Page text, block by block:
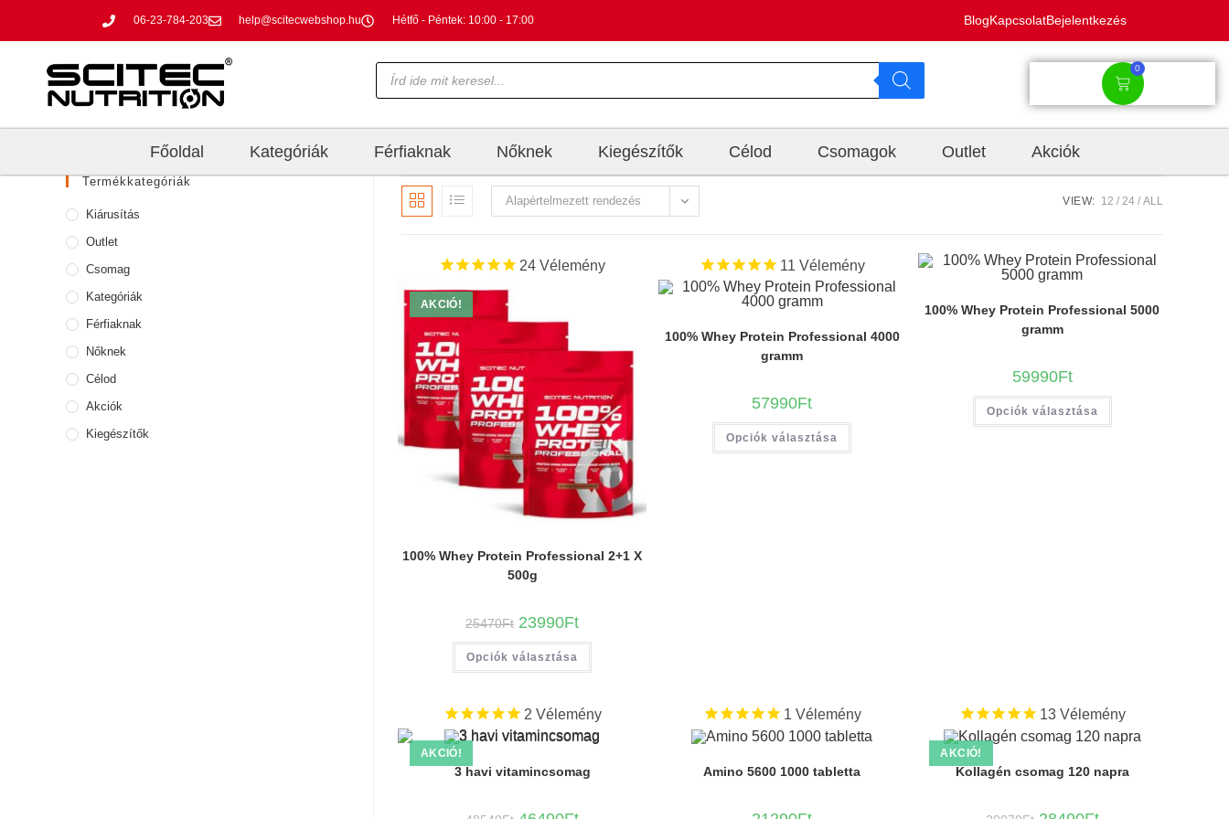
06-23-784-203 help@scitecwebshop.hu Hétfő - Péntek: 10:00 - 17:00 BlogKapcsolatBejelentkezés
0
Főoldal Kategóriák Férfiaknak Nőknek Kiegészítők Célod Csomagok Outlet Akciók
Alapértelmezett rendezés VIEW: 12 24 ALL
24 Vélemény
AKCIÓ!
100% Whey Protein Professional 2+1 X
500g
25470Ft 23990Ft
Opciók választása
11 Vélemény
100% Whey Protein Professional 4000
gramm
57990Ft
Opciók választása
100% Whey Protein Professional 5000
gramm
59990Ft
Opciók választása
2 Vélemény
AKCIÓ!
3 havi vitamincsomag
1 Vélemény
Amino 5600 1000 tabletta
13Vélemény
AKCIÓ!
Kollagén csomag 120 napra
Termékkategóriák
Kiárusítás
Outlet
Csomag
Kategóriák
Férfiaknak
Nőknek
Célod
Akciók
Kiegészítők